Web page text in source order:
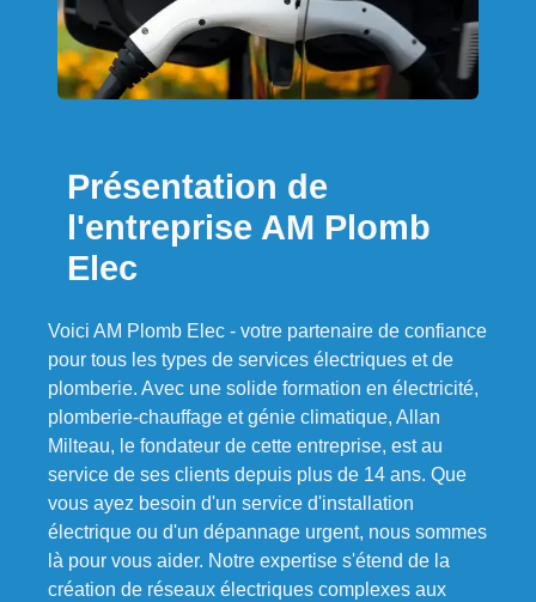
Présentation de
l'entreprise AM Plomb
Elec
Voici AM Plomb Elec - votre partenaire de confiance
pour tous les types de services électriques et de
plomberie. Avec une solide formation en électricité,
plomberie-chauffage et génie climatique, Allan
Milteau, le fondateur de cette entreprise, est au
service de ses clients depuis plus de 14 ans. Que
vous ayez besoin d'un service d'installation
électrique ou d'un dépannage urgent, nous sommes
là pour vous aider. Notre expertise s'étend de la
création de réseaux électriques complexes aux